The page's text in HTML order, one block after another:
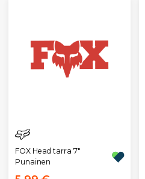
FOX Head tarra 7"
Punainen